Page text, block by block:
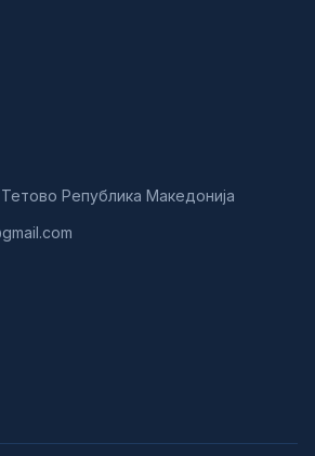
Република Македонија